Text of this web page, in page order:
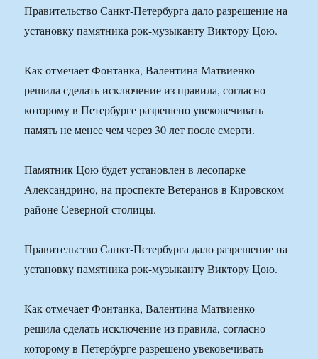
Правительство Санкт-Петербурга дало разрешение на
установку памятника рок-музыканту Виктору Цою.
Как отмечает Фонтанка, Валентина Матвиенко
решила сделать исключение из правила, согласно
которому в Петербурге разрешено увековечивать
память не менее чем через 30 лет после смерти.
Памятник Цою будет установлен в лесопарке
Александрино, на проспекте Ветеранов в Кировском
районе Северной столицы.
Правительство Санкт-Петербурга дало разрешение на
установку памятника рок-музыканту Виктору Цою.
Как отмечает Фонтанка, Валентина Матвиенко
решила сделать исключение из правила, согласно
которому в Петербурге разрешено увековечивать